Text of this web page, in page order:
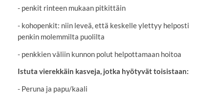
- penkit rinteen mukaan pitkittäin
- kohopenkit: niin leveä, että keskelle ylettyy helposti
penkin molemmilta puolilta
- penkkien väliin kunnon polut helpottamaan hoitoa
Istuta vierekkäin kasveja, jotka hyötyvät toisistaan:
- Peruna ja papu/kaali